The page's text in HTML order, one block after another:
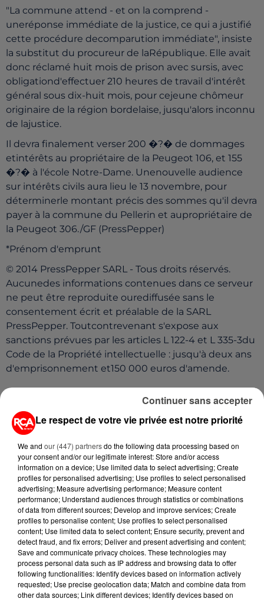
"La commune attend - et on la comprend -
uneréponse immédiate de la justice, ce qui a justifié
cette procédure decomparution immédiate", insiste
la substitut du procureur de laRépublique. Elle avait
donc réclamé huit mois de prison avec sursis, avec
obligationd'effectuer 210 heures de travail d'intérêt
général sous dix-huit mois, pour cejeune chômeur
originaire de la région bordelaise, jusqu'alors inconnu
de lajustice.
Il devra finalement verser 200 �?� de dommages
etintérêts au propriétaire de la Peugeot 106, et 155
�?� à l'école Notre-Dame. Unenouvelle audience
sur intérêts civils aura lieu le 13 novembre, pour
déterminerle montant précis des sommes qu'il devra
payer à la commune du Pellerin et aupropriétaire de
la Peugeot 306./GF (PressPepper)
*Prénom d'emprunt
© 2014 PressPepper SARL - Tous droits réservés.
Aucunedes informations contenues dans ce serveur
ne peut être reproduite ourediffusée sans le
consentement écrit et préalable de la SARL
PressPepper. Toutcontrevenant s'expose aux
sanctions prévues par les articles L 122-4 et L 335-3du
Code de la Propriété intellectuelle : jusqu'à deux ans
d'emprisonnement et150 000 euros d'amende.
A LIRE AUSSI...
7 août 2026
PETIT-DÉJEUNER : EST-IL
VRAIMENT OBLIGATOIRE DE
Le respect de votre vie privée est notre priorité
We and our (447) partnersdo the following data processing based on
your consent and/or our legitimate interest: Store and/or access
information on a device; Use limited data to select advertising; Create
profiles for personalised advertising; Use profiles to select personalised
advertising; Measure advertising performance; Measure content
performance; Understand audiences through statistics or combinations
of data from different sources; Develop and improve services; Create
profiles to personalise content; Use profiles to select personalised
content; Use limited data to select content; Ensure security, prevent and
detect fraud, and fix errors; Deliver and present advertising and content;
Save and communicate privacy choices. These technologies may
process personal data such as IP address and browsing data to offer
following functionalities: Identify devices based on information actively
requested; Use precise geolocation data; Match and combine data from
other data sources; Link different devices; Identify devices based on
Continuer sans accepter